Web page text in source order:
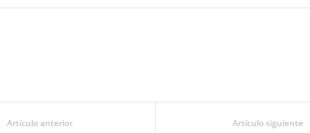
Artículo anterior Artículo siguiente